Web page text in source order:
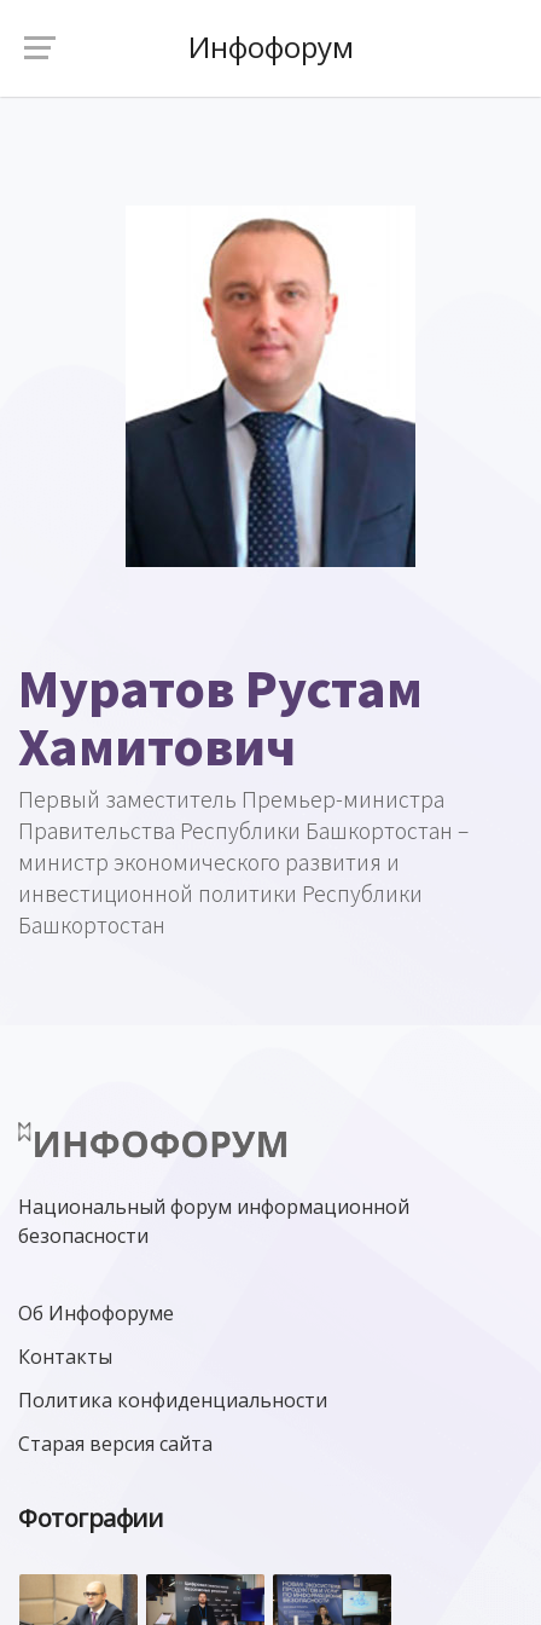
Инфофорум
Муратов Рустам
Хамитович
Первый заместитель Премьер-министра
Правительства Республики Башкортостан –
министр экономического развития и
инвестиционной политики Республики
Башкортостан
Национальный форум информационной
безопасности
Об Инфофоруме
Контакты
Политика конфиденциальности
Старая версия сайта
Фотографии